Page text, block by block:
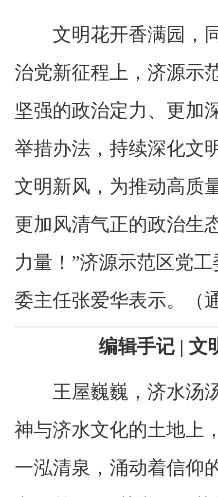
文明花开香满园，同
治党新征程上，济源示
坚强的政治定力、更加
举措办法，持续深化文
文明新风，为推动高质
更加风清气正的政治生
力量！”济源示范区党
委主任张爱华表示。（
编辑手记 | 文
王屋巍巍，济水汤汤
神与济水文化的土地上
一泓清泉，涌动着信仰